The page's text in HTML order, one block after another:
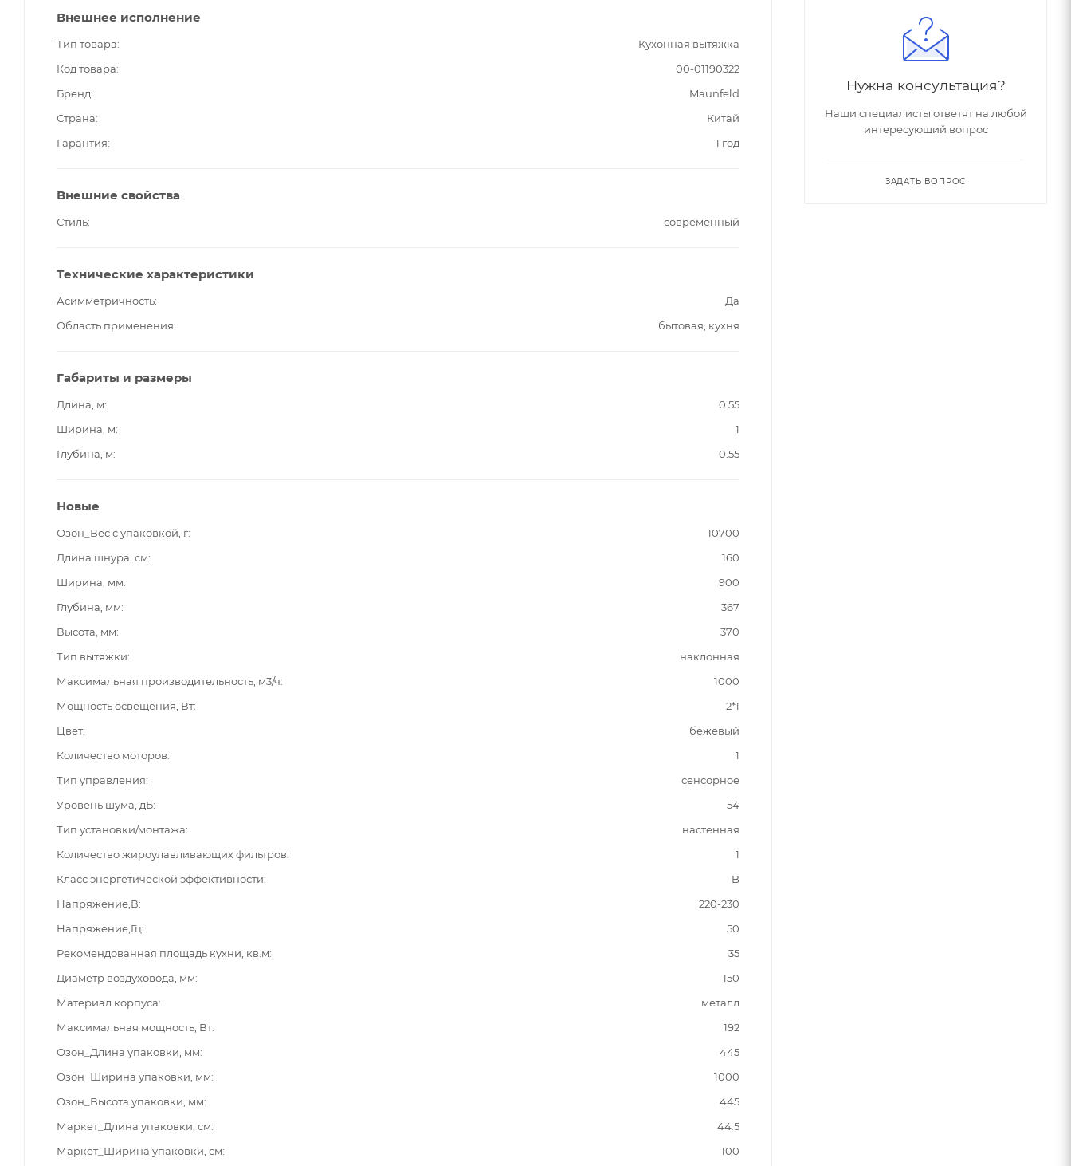
Внешнее исполнение
Тип товара
Кухонная вытяжка
Код товара
00-01190322
Бренд
Maunfeld
Страна
Китай
Гарантия
1 год
Внешние свойства
Стиль современный
Технические характеристики
Асимметричность
Да
Область применения
бытовая, кухня
Габариты и размеры
Длина, м
0.55
Ширина, м
1
Глубина, м
0.55
Новые
Озон_Вес с упаковкой, г
10700
Длина шнура, см
160
Ширина, мм
900
Глубина, мм
367
Высота, мм
370
Тип вытяжки
наклонная
Максимальная производительность, м3/ч
1000
Мощность освещения, Вт
2*1
Цвет
бежевый
Количество моторов
1
Тип управления
сенсорное
Уровень шума, дБ
54
Тип установки/монтажа
настенная
Количество жироулавливающих фильтров
1
Класс энергетической эффективности
B
Напряжение,В
220-230
Напряжение,Гц
50
Рекомендованная площадь кухни, кв.м
35
Диаметр воздуховода, мм
150
Материал корпуса
металл
Максимальная мощность, Вт
192
Озон_Длина упаковки, мм
445
Озон_Ширина упаковки, мм
1000
Озон_Высота упаковки, мм
445
Маркет_Длина упаковки, см
44.5
Маркет_Ширина упаковки, см
100
Нужна консультация?
Наши специалисты ответят на любой
интересующий вопрос
ЗАДАТЬ ВОПРОС